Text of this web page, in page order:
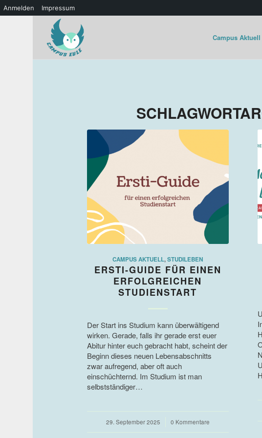
Anmelden Impressum
Campus Aktuell
CAMPUS AKTUELL,STUDILEBEN
ERSTI-GUIDE FÜR EINEN
ERFOLGREICHEN
STUDIENSTART
Der Start ins Studium kann überwältigend
wirken. Gerade, falls ihr gerade erst euer
Abitur hinter euch gebracht habt, scheint der
Beginn dieses neuen Lebensabschnitts
zwar aufregend, aber oft auch
einschüchternd. Im Studium ist man
selbstständiger…
29. September 2025
/ 0 Kommentare